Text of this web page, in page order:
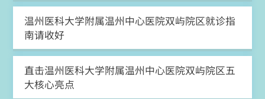
温州医科大学附属温州中心医院双屿院区就诊指
南请收好
直击温州医科大学附属温州中心医院双屿院区五
大核心亮点